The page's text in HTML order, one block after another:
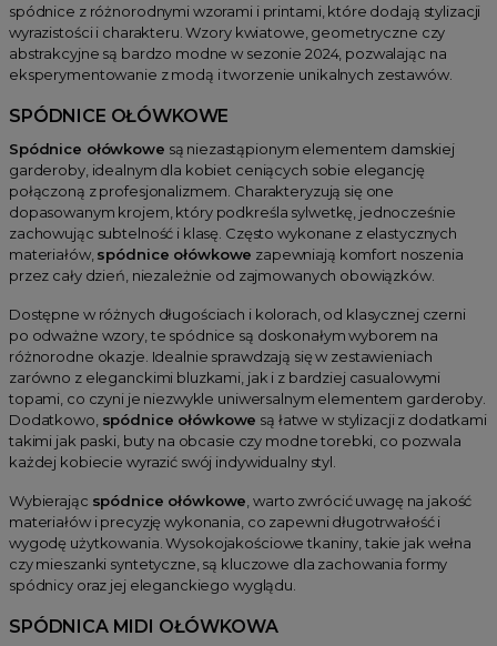
spódnice z różnorodnymi wzorami i printami, które dodają stylizacji
wyrazistości i charakteru. Wzory kwiatowe, geometryczne czy
abstrakcyjne są bardzo modne w sezonie 2024, pozwalając na
eksperymentowanie z modą i tworzenie unikalnych zestawów.
SPÓDNICE OŁÓWKOWE
Spódnice ołówkowe są niezastąpionym elementem damskiej
garderoby, idealnym dla kobiet ceniących sobie elegancję
połączoną z profesjonalizmem. Charakteryzują się one
dopasowanym krojem, który podkreśla sylwetkę, jednocześnie
zachowując subtelność i klasę. Często wykonane z elastycznych
materiałów, spódnice ołówkowe zapewniają komfort noszenia
przez cały dzień, niezależnie od zajmowanych obowiązków.
Dostępne w różnych długościach i kolorach, od klasycznej czerni
po odważne wzory, te spódnice są doskonałym wyborem na
różnorodne okazje. Idealnie sprawdzają się w zestawieniach
zarówno z eleganckimi bluzkami, jak i z bardziej casualowymi
topami, co czyni je niezwykle uniwersalnym elementem garderoby.
Dodatkowo, spódnice ołówkowe są łatwe w stylizacji z dodatkami
takimi jak paski, buty na obcasie czy modne torebki, co pozwala
każdej kobiecie wyrazić swój indywidualny styl.
Wybierając spódnice ołówkowe , warto zwrócić uwagę na jakość
materiałów i precyzję wykonania, co zapewni długotrwałość i
wygodę użytkowania. Wysokojakościowe tkaniny, takie jak wełna
czy mieszanki syntetyczne, są kluczowe dla zachowania formy
spódnicy oraz jej eleganckiego wyglądu.
SPÓDNICA MIDI OŁÓWKOWA